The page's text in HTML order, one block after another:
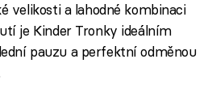
velikosti a lahodné kombinaci
je Kinder Tronky ideálním
pauzu a perfektní odměnou